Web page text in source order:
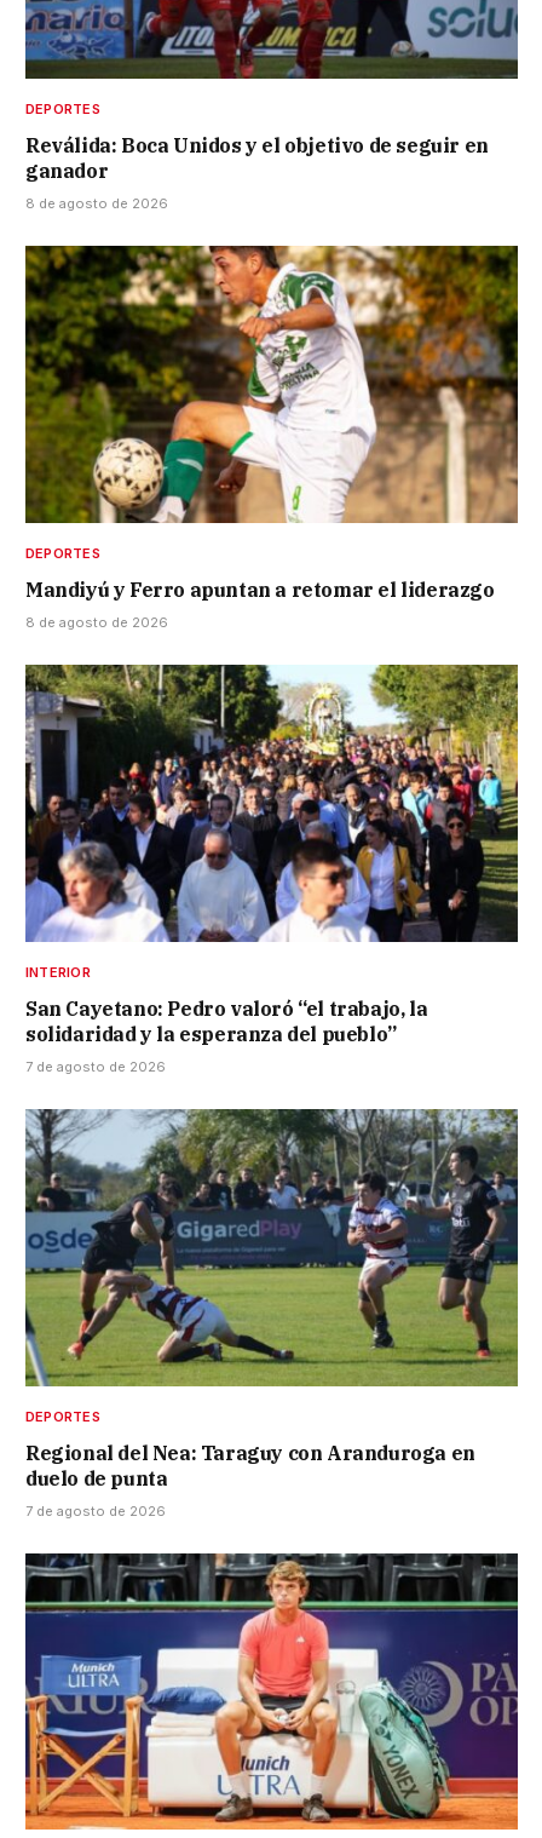
DEPORTES
Reválida: Boca Unidos y el objetivo de seguir en
ganador
8 de agosto de 2026
DEPORTES
Mandiyú y Ferro apuntan a retomar el liderazgo
8 de agosto de 2026
INTERIOR
San Cayetano: Pedro valoró “el trabajo, la
solidaridad y la esperanza del pueblo”
7 de agosto de 2026
DEPORTES
Regional del Nea: Taraguy con Aranduroga en
duelo de punta
7 de agosto de 2026